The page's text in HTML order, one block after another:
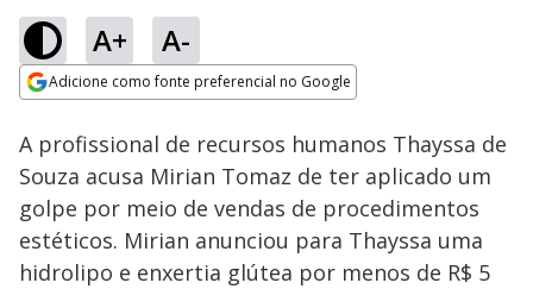
A+ A-
Adicione como fonte preferencial no Google
Ativar
Loaded:
9.11%
A profissional de recursos humanos Thayssa de
Souza acusa Mirian Tomaz de ter aplicado um
golpe por meio de vendas de procedimentos
estéticos. Mirian anunciou para Thayssa uma
hidrolipo e enxertia glútea por menos de R$ 5